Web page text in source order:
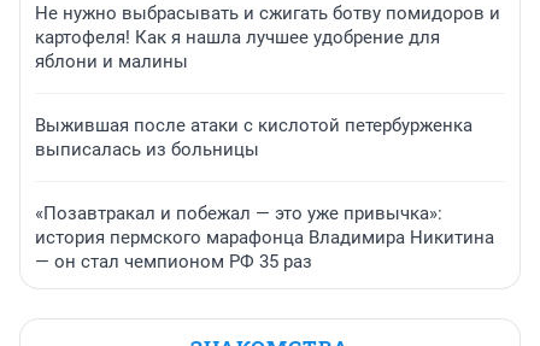
Не нужно выбрасывать и сжигать ботву помидоров и
картофеля! Как я нашла лучшее удобрение для
яблони и малины
Выжившая после атаки с кислотой петербурженка
выписалась из больницы
«Позавтракал и побежал — это уже привычка»:
история пермского марафонца Владимира Никитина
— он стал чемпионом РФ 35 раз